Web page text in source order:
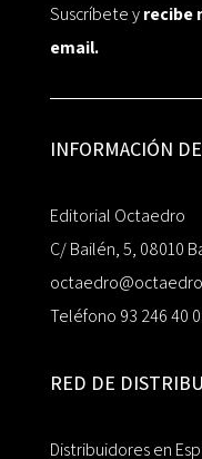
Suscríbete yrecibe
email.
INFORMACIÓN
Editorial Octaedro
C/ Bailén, 5, 08010
Teléfono 93 246 40
RED DE
Distribuidores en